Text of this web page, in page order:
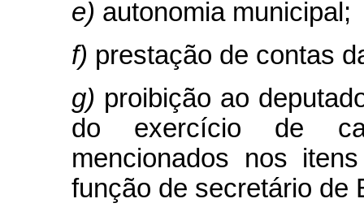
e) autonomia municipal;
f) prestação de contas
g) proibição ao
do exercício de
mencionados nos
função de secretário de